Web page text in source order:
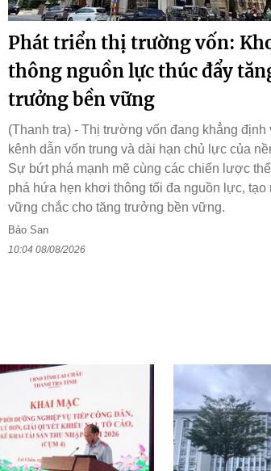
Phát triển thị trường vốn:
thông nguồn lực thúc đẩy
trưởng bền vững
(Thanh tra) - Thị trường vốn đang khẳng định
kênh dẫn vốn trung và dài hạn chủ lực của
Sự bứt phá mạnh mẽ cùng các chiến lược
phá hứa hẹn khơi thông tối đa nguồn lực, tạo
vững chắc cho tăng trưởng bền vững.
Bảo San
10:04 08/08/2026